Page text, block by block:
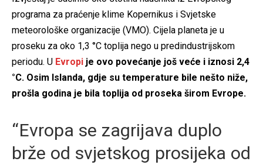
programa za praćenje klime Kopernikus i Svjetske
meteorološke organizacije (VMO). Cijela planeta je u
proseku za oko 1,3 °C toplija nego u predindustrijskom
periodu. U Evropi je ovo povećanje još veće i iznosi 2,4
°C. Osim Islanda, gdje su temperature bile nešto niže,
prošla godina je bila toplija od proseka širom Evrope.
“Evropa se zagrijava duplo
brže od svjetskog prosijeka od